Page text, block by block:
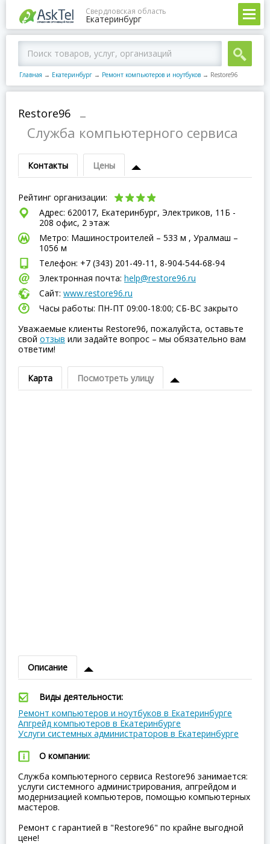
Свердловская область
Екатеринбург
Главная → Екатеринбург → Ремонт компьютеров и ноутбуков → Restore96
Restore96
–
Служба компьютерного сервиса
Контакты Цены
Рейтинг организации:
Адрес: 620017, Екатеринбург, Электриков, 11Б -
208 офис, 2 этаж
Метро: Машиностроителей – 533 м , Уралмаш –
1056 м
Телефон: +7 (343) 201-49-11, 8-904-544-68-94
Электронная почта: help@restore96.ru
Сайт: www.restore96.ru
Часы работы: ПН-ПТ 09:00-18:00; СБ-ВC закрыто
Уважаемые клиенты Restore96, пожалуйста, оставьте
свой отзыв или задайте вопрос – мы обязательно вам
ответим!
Карта Посмотреть улицу
Описание
Виды деятельности:
Ремонт компьютеров и ноутбуков в Екатеринбурге
Апгрейд компьютеров в Екатеринбурге
Услуги системных администраторов в Екатеринбурге
О компании:
Служба компьютерного сервиса Restore96 занимается:
услуги системного администрирования, апгрейдом и
модернизацией компьютеров, помощью компьютерных
мастеров.
Ремонт с гарантией в "Restore96" по крайне выгодной
цене!